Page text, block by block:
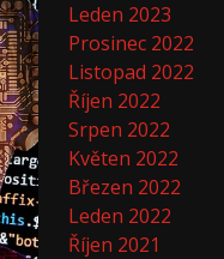
Leden 2023
Prosinec 2022
Listopad 2022
Říjen 2022
Srpen 2022
Květen 2022
Březen 2022
Leden 2022
Říjen 2021